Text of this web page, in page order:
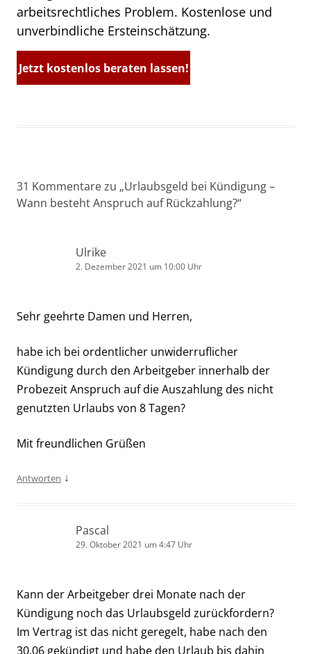
arbeitsrechtliches Problem. Kostenlose und
unverbindliche Ersteinschätzung.
Jetzt kostenlos beraten lassen!
31 Kommentare zu „Urlaubsgeld bei Kündigung –
Wann besteht Anspruch auf Rückzahlung?“
Ulrike
2. Dezember 2021 um 10:00 Uhr
Sehr geehrte Damen und Herren,
habe ich bei ordentlicher unwiderruflicher
Kündigung durch den Arbeitgeber innerhalb der
Probezeit Anspruch auf die Auszahlung des nicht
genutzten Urlaubs von 8 Tagen?
Mit freundlichen Grüßen
Antworten ↓
Pascal
29. Oktober 2021 um 4:47 Uhr
Kann der Arbeitgeber drei Monate nach der
Kündigung noch das Urlaubsgeld zurückfordern?
Im Vertrag ist das nicht geregelt, habe nach den
30.06 gekündigt und habe den Urlaub bis dahin